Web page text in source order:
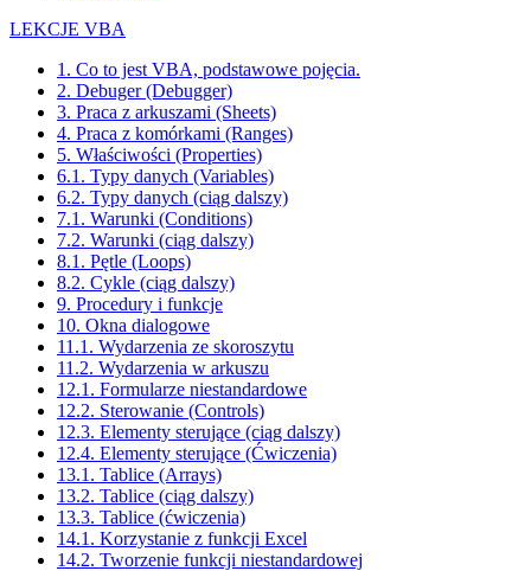
LEKCJE VBA
1. Co to jest VBA, podstawowe pojęcia.
2. Debuger (Debugger)
3. Praca z arkuszami (Sheets)
4. Praca z komórkami (Ranges)
5. Właściwości (Properties)
6.1. Typy danych (Variables)
6.2. Typy danych (ciąg dalszy)
7.1. Warunki (Conditions)
7.2. Warunki (ciąg dalszy)
8.1. Pętle (Loops)
8.2. Cykle (ciąg dalszy)
9. Procedury i funkcje
10. Okna dialogowe
11.1. Wydarzenia ze skoroszytu
11.2. Wydarzenia w arkuszu
12.1. Formularze niestandardowe
12.2. Sterowanie (Controls)
12.3. Elementy sterujące (ciąg dalszy)
12.4. Elementy sterujące (Ćwiczenia)
13.1. Tablice (Arrays)
13.2. Tablice (ciąg dalszy)
13.3. Tablice (ćwiczenia)
14.1. Korzystanie z funkcji Excel
14.2. Tworzenie funkcji niestandardowej